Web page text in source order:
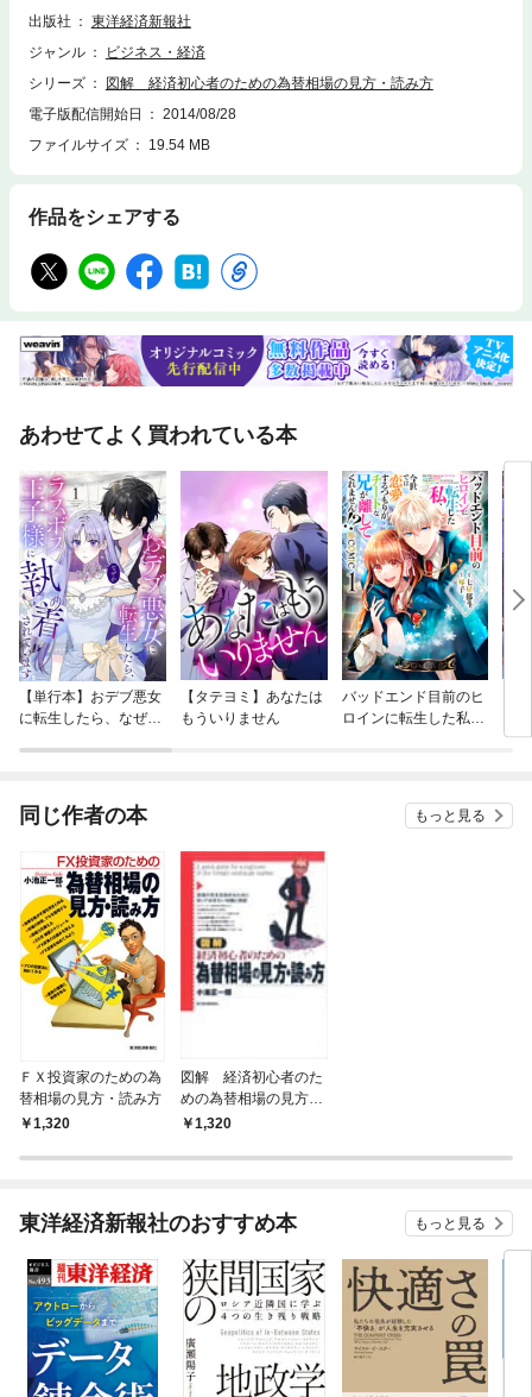
編第１１章 投資商品の選び方（２）相場見通し編
出版社
東洋経済新報社
ジャンル
ビジネス・経済
シリーズ
図解 経済初心者のための為替相場の見方・読み方
電子版配信開始日
2014/08/28
ファイルサイズ
19.54 MB
作品をシェアする
あわせてよく買われている本
【単行本】おデブ悪女
に転生したら、なぜか
【タテヨミ】あなたは
もういりません
バッドエンド目前のヒ
ロインに転生した私、
同じ作者の本 もっと見る
ＦＸ投資家のための為
替相場の見方・読み方
1,320
図解 経済初心者のた
めの為替相場の見方・
読み方
1,320
東洋経済新報社のおすすめ本 もっと見る